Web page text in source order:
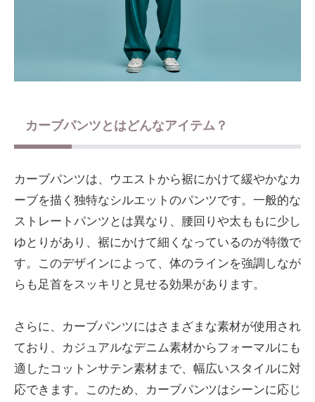
カーブパンツとはどんなアイテム？
カーブパンツは、ウエストから裾にかけて緩やかなカ
ーブを描く独特なシルエットのパンツです。一般的な
ストレートパンツとは異なり、腰回りや太ももに少し
ゆとりがあり、裾にかけて細くなっているのが特徴で
す。このデザインによって、体のラインを強調しなが
らも足首をスッキリと見せる効果があります。
さらに、カーブパンツにはさまざまな素材が使用され
ており、カジュアルなデニム素材からフォーマルにも
適したコットンサテン素材まで、幅広いスタイルに対
応できます。このため、カーブパンツはシーンに応じ